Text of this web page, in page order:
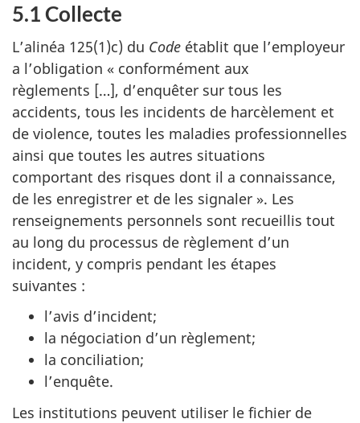
5.1 Collecte
L’alinéa 125(1)c) du Code établit que l’employeur
a l’obligation « conformément aux
règlements […], d’enquêter sur tous les
accidents, tous les incidents de harcèlement et
de violence, toutes les maladies professionnelles
ainsi que toutes les autres situations
comportant des risques dont il a connaissance,
de les enregistrer et de les signaler ». Les
renseignements personnels sont recueillis tout
au long du processus de règlement d’un
incident, y compris pendant les étapes
suivantes :
l’avis d’incident;
la négociation d’un règlement;
la conciliation;
l’enquête.
Les institutions peuvent utiliser le fichier de